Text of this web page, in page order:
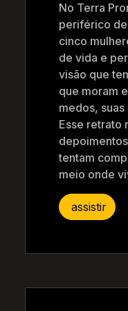
No Terra
periférico
cinco
de vida e
visão que
que moram
medos,
Esse retrato
tentam
meio onde
assistir